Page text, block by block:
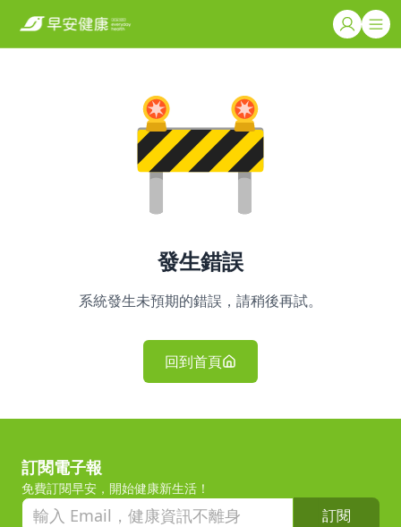
發生錯誤
系統發生未預期的錯誤，請稍後再試。
回到首頁
訂閱電子報
免費訂閱早安，開始健康新生活！
訂閱